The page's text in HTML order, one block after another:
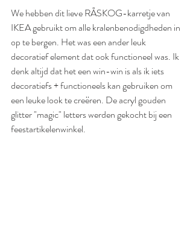
We hebben dit lieve RÅSKOG-karretje van
IKEA gebruikt om alle kralenbenodigdheden in
op te bergen. Het was een ander leuk
decoratief element dat ook functioneel was. Ik
denk altijd dat het een win-win is als ik iets
decoratiefs + functioneels kan gebruiken om
een ​​leuke look te creëren. De acryl gouden
glitter "magic" letters werden gekocht bij een
feestartikelenwinkel.